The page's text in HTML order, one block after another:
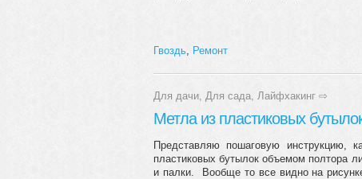
Гвоздь, Ремонт
Для дачи, Для сада, Лайфхакинг ⇨
Метла из пластиковых
Представляю пошаговую инструкцию,
пластиковых бутылок объемом полтора
и палки. Вообще то все видно на